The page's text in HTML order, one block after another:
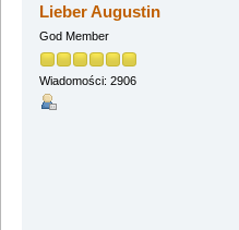
Lieber Augustin
God Member
Wiadomości: 2906